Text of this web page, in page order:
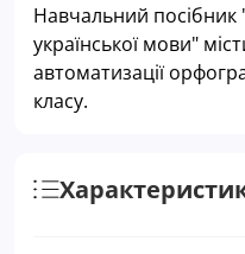
Навчальний
української мови"
автоматизації
класу.